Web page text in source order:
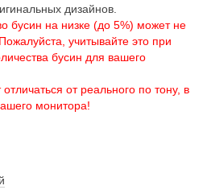
дизайнов.
бусин на низке (до 5%) может не
учитывайте это при
бусин для вашего
от реального по тону, в
монитора!